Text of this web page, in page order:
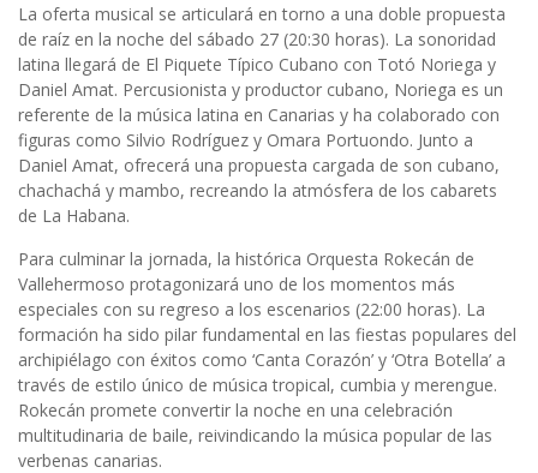
La oferta musical se articulará en torno a una doble propuesta
de raíz en la noche del sábado 27 (20:30 horas). La sonoridad
latina llegará de El Piquete Típico Cubano con Totó Noriega y
Daniel Amat. Percusionista y productor cubano, Noriega es un
referente de la música latina en Canarias y ha colaborado con
figuras como Silvio Rodríguez y Omara Portuondo. Junto a
Daniel Amat, ofrecerá una propuesta cargada de son cubano,
chachachá y mambo, recreando la atmósfera de los cabarets
de La Habana.
Para culminar la jornada, la histórica Orquesta Rokecán de
Vallehermoso protagonizará uno de los momentos más
especiales con su regreso a los escenarios (22:00 horas). La
formación ha sido pilar fundamental en las fiestas populares del
archipiélago con éxitos como ‘Canta Corazón’ y ‘Otra Botella’ a
través de estilo único de música tropical, cumbia y merengue.
Rokecán promete convertir la noche en una celebración
multitudinaria de baile, reivindicando la música popular de las
verbenas canarias.